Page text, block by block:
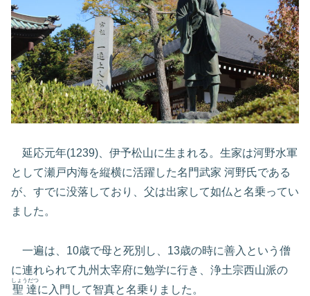
延応元年(1239)、伊予松山に生まれる。生家は河野水軍
として瀬戸内海を縦横に活躍した名門武家 河野氏である
が、すでに没落しており、父は出家して如仏と名乗ってい
ました。
一遍は、10歳で母と死別し、13歳の時に善入という僧
に連れられて九州太宰府に勉学に行き、浄土宗西山派の
聖達
しょうだつ
に入門して智真と名乗りました。